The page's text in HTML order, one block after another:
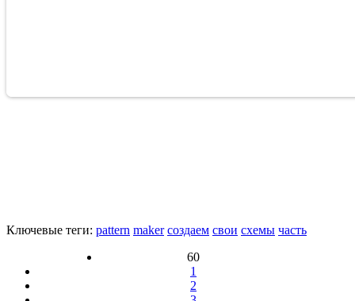
Ключевые теги: pattern maker создаем свои схемы часть
60
1
2